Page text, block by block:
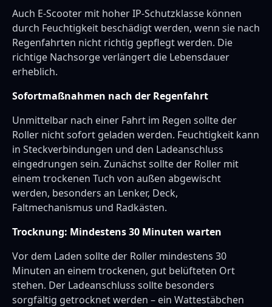
Auch E-Scooter mit hoher IP-Schutzklasse können
durch Feuchtigkeit beschädigt werden, wenn sie nach
Regenfahrten nicht richtig gepflegt werden. Die
richtige Nachsorge verlängert die Lebensdauer
erheblich.
Sofortmaßnahmen nach der Regenfahrt
Unmittelbar nach einer Fahrt im Regen sollte der
Roller nicht sofort geladen werden. Feuchtigkeit kann
in Steckverbindungen und den Ladeanschluss
eingedrungen sein. Zunächst sollte der Roller mit
einem trockenen Tuch von außen abgewischt
werden, besonders an Lenker, Deck,
Faltmechanismus und Radkästen.
Trocknung: Mindestens 30 Minuten warten
Vor dem Laden sollte der Roller mindestens 30
Minuten an einem trockenen, gut belüfteten Ort
stehen. Der Ladeanschluss sollte besonders
sorgfältig getrocknet werden – ein Wattestäbchen